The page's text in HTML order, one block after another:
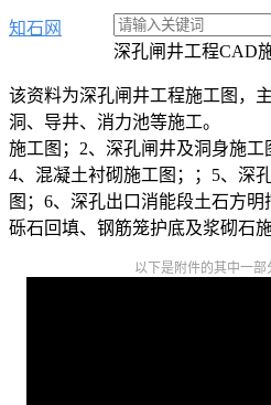
知石网
深孔闸井工程CAD
该资料为深孔闸井工程施工图，
洞、导井、消力池等施工。
施工图；2、深孔闸井及洞身施工
4、混凝土衬砌施工图；；5、深
图；6、深孔出口消能段土石方
砾石回填、钢筋笼护底及浆
以下是附件的其中一部